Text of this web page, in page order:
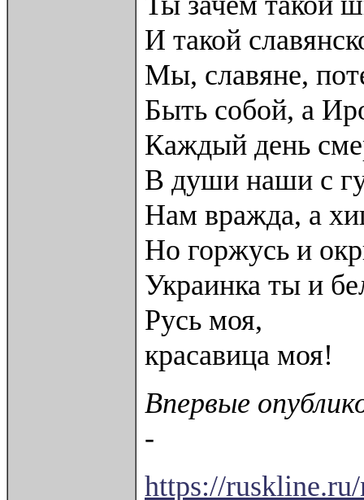
И такой
Мы, славяне,
Быть собой, а
Каждый день
В души наши с
Нам вражда, а
Но горжусь и
Украинка ты и
Русь моя,
красавица моя!
Впервые
-
https://